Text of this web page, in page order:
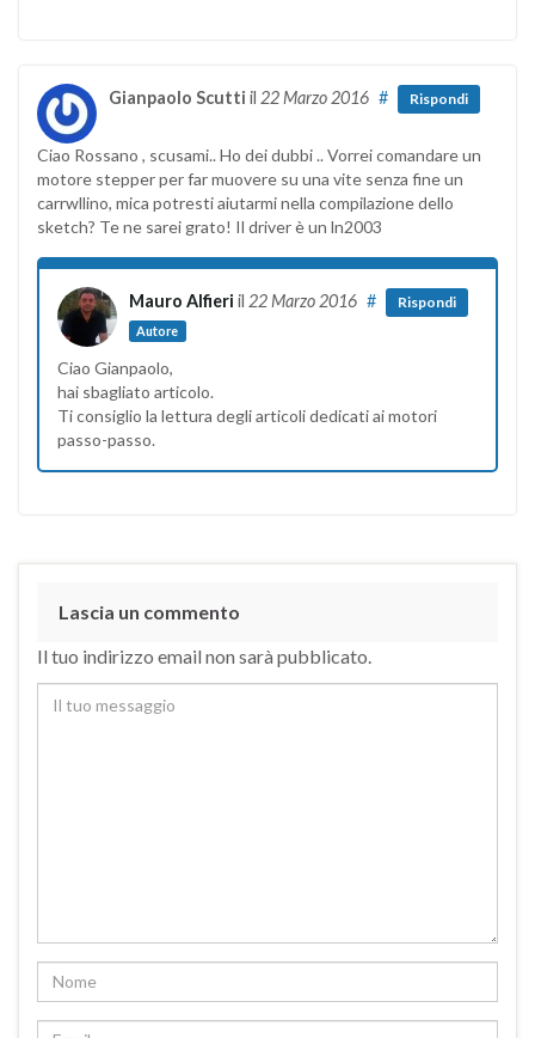
Gianpaolo Scutti il 22 Marzo 2016 # Rispondi
Ciao Rossano , scusami.. Ho dei dubbi .. Vorrei comandare un
motore stepper per far muovere su una vite senza fine un
carrwllino, mica potresti aiutarmi nella compilazione dello
sketch? Te ne sarei grato! Il driver è un ln2003
Mauro Alfieri il 22 Marzo 2016
Autore
# Rispondi
Ciao Gianpaolo,
hai sbagliato articolo.
Ti consiglio la lettura degli articoli dedicati ai motori
passo-passo.
Lascia un commento
Il tuo indirizzo email non sarà pubblicato.